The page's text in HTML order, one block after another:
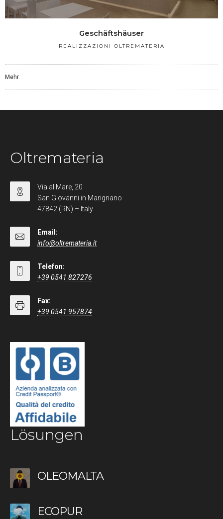
Geschäftshäuser
REALIZZAZIONI OLTREMATERIA
Mehr
Oltremateria
Via al Mare, 20
San Giovanni in Marignano
47842 (RN) – Italy
Email:
info@oltremateria.it
Telefon:
+39 0541 827276
Fax:
+39 0541 957874
Lösungen
OLEOMALTA
ECOPUR